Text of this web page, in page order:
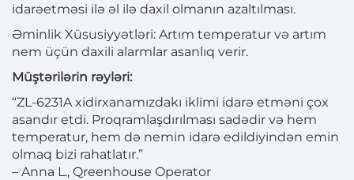
idarəetməsi ilə əl ilə daxil olmanın azaltılması.
Əminlik Xüsusiyyətləri: Artım temperatur və artım
nem üçün daxili alarmlar asanlıq verir.
Müştərilərin rəyləri:
“ZL-6231A xidirxanamızdakı iklimi idarə etməni çox
asandır etdi. Proqramlaşdırılması sadədir və hem
temperatur, hem də nemin idarə edildiyindən emin
olmaq bizi rahatlatır.”
– Anna L., Qreenhouse Operator